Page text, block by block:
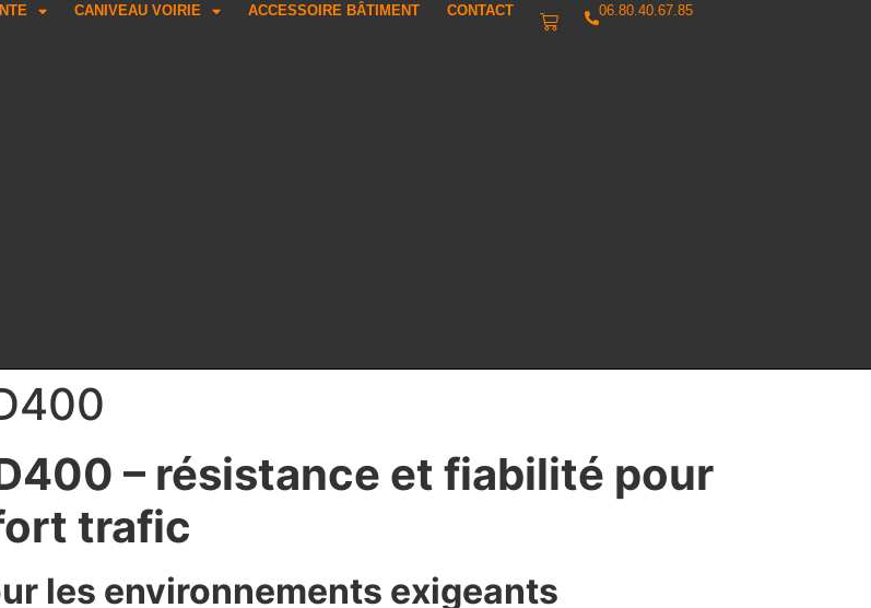
CANIVEAU VOIRIE ACCESSOIRE BÂTIMENT CONTACT 06.80.40.67.85
– résistance et fiabilité pour
trafic
les environnements exigeants